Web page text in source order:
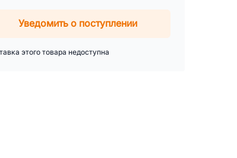
Уведомить о поступлении
этого товара недоступна